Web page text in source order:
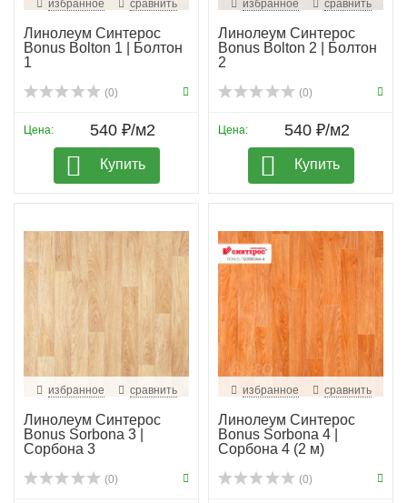
избранное сравнить
Линолеум Синтерос
Bonus Bolton 1 | Болтон
1
(0)
Цена: 540 ₽/м2
Купить
избранное сравнить
Линолеум Синтерос
Bonus Bolton 2 | Болтон
2
(0)
Цена: 540 ₽/м2
Купить
избранное сравнить
Линолеум Синтерос
Bonus Sorbona 3 |
Сорбона 3
(0)
избранное сравнить
Линолеум Синтерос
Bonus Sorbona 4 |
Сорбона 4 (2 м)
(0)